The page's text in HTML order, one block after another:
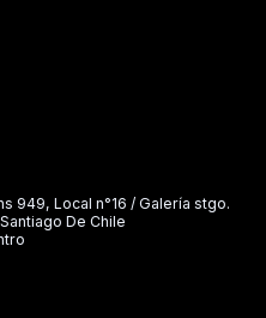
949, Local n°16 / Galería stgo.
De Chile